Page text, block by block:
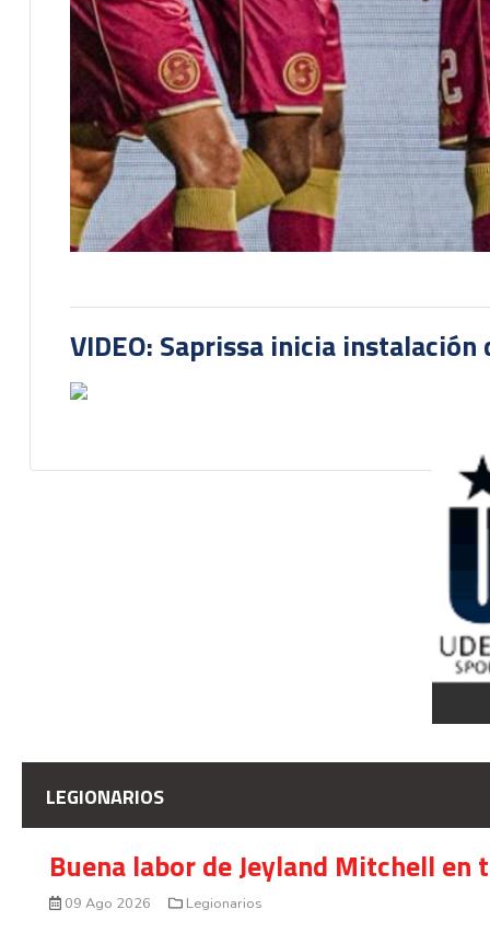
VIDEO: Saprissa inicia
LEGIONARIOS
Buena labor de Jeyland Mitchell
09 Ago 2026 Legionarios